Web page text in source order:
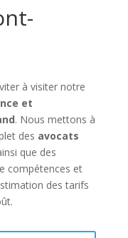
à visiter notre
et
. Nous mettons à
des avocats
que des
compétences et
des tarifs